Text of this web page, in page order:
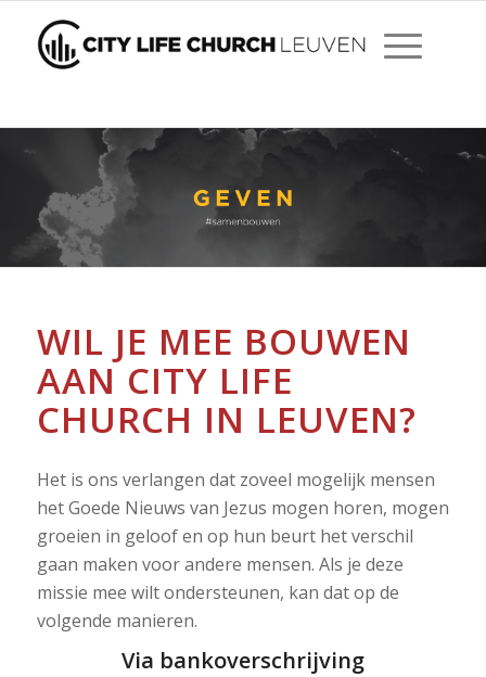
WIL JE MEE BOUWEN
AAN CITY LIFE
CHURCH IN LEUVEN?
Het is ons verlangen dat zoveel mogelijk mensen
het Goede Nieuws van Jezus mogen horen, mogen
groeien in geloof en op hun beurt het verschil
gaan maken voor andere mensen. Als je deze
missie mee wilt ondersteunen, kan dat op de
volgende manieren.
Via bankoverschrijving